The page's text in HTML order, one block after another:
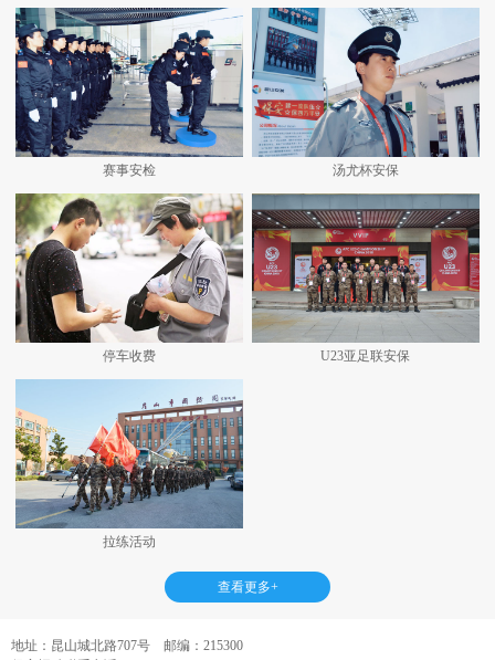
赛事安检 汤尤杯安保
停车收费 U23亚足联安保
拉练活动
查看更多+
地址：昆山城北路707号 邮编：215300